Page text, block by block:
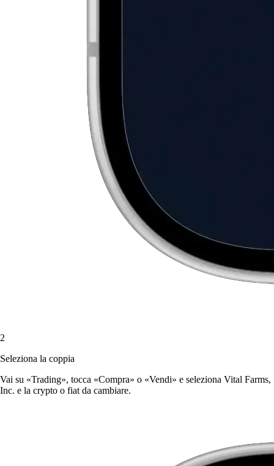
2
Seleziona la coppia
Vai su «Trading», tocca «Compra» o «Vendi» e seleziona Vital Farms,
Inc. e la crypto o fiat da cambiare.